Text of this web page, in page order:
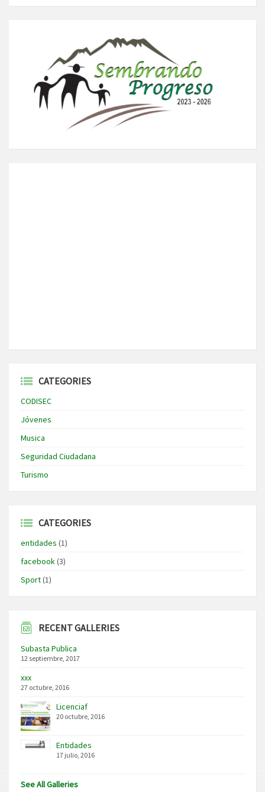
CATEGORIES
CODISEC
Jóvenes
Musica
Seguridad Ciudadana
Turismo
CATEGORIES
entidades (1)
facebook(3)
Sport(1)
RECENT GALLERIES
Subasta Publica
12 septiembre, 2017
xxx
27 octubre, 2016
Licenciaf
20 octubre, 2016
Entidades
17 julio, 2016
See All Galleries